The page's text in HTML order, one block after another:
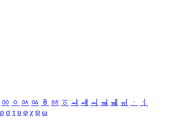
ㆀ ㆁ ㆂ ㆃ ㆄ ㆅ ㆆ ㆇ ㆈ ㆉ ㆊ ㆋ ㆌ ㆍ
ㆎ
ρ σ τ υ φ χ ψ ω